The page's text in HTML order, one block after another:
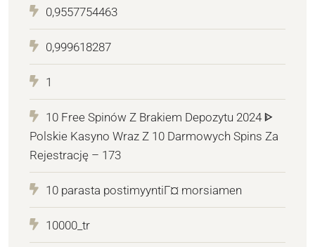
0,9557754463
0,999618287
1
10 Free Spinów Z Brakiem Depozytu 2024 ᐈ
Polskie Kasyno Wraz Z 10 Darmowych Spins Za
Rejestrację – 173
10 parasta postimyyntiГ¤ morsiamen
10000_tr